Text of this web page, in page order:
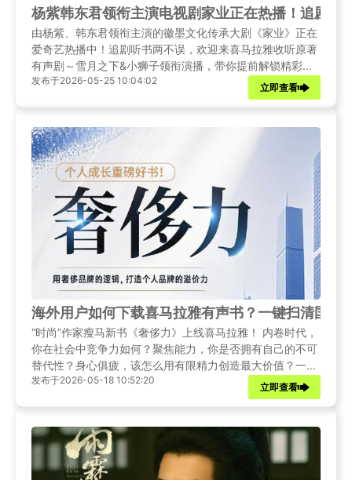
杨紫韩东君领衔主演电视剧家业正在热播！追剧
由杨紫、韩东君领衔主演的徽墨文化传承大剧《家业》正在
爱奇艺热播中！追剧听书两不误，欢迎来喜马拉雅收听原著
有声剧～雪月之下&小狮子领衔演播，带你提前解锁精彩剧
情，发掘原著里隐藏的细节彩蛋！海外的用户也别着急，
Sixfast回国影音加速器助你轻松破除地域限制，流畅无阻收
发布于2026-05-25 10:04:02
立即查看
海外用户如何下载喜马拉雅有声书？一键扫清国外
“时尚”作家瘦马新书《奢侈力》上线喜马拉雅！ 内卷时代，
你在社会中竞争力如何？聚焦能力，你是否拥有自己的不可
替代性？身心俱疲，该怎么用有限精力创造最大价值？一切
尽在喜马拉雅！本文将给海外华人朋友提供解除地区版权限
制的方法，助力您无论身处何处都能轻松收听喜马拉雅有声
发布于2026-05-18 10:52:20
立即查看